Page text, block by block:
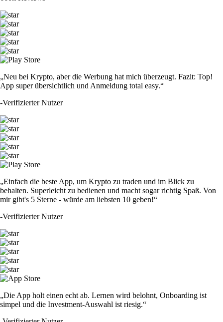
„Neu bei Krypto, aber die Werbung hat mich überzeugt. Fazit: Top!
App super übersichtlich und Anmeldung total easy.“
-Verifizierter Nutzer
„Einfach die beste App, um Krypto zu traden und im Blick zu
behalten. Superleicht zu bedienen und macht sogar richtig Spaß. Von
mir gibt's 5 Sterne - würde am liebsten 10 geben!“
-Verifizierter Nutzer
„Die App holt einen echt ab. Lernen wird belohnt, Onboarding ist
simpel und die Investment-Auswahl ist riesig.“